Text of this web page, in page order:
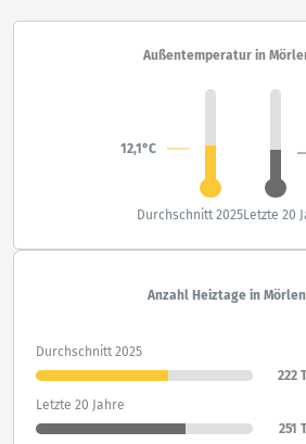
Außentemperatur in
12,1°C
Durchschnitt 2025Letzte 20
Anzahl Heiztage in
Durchschnitt 2025
222
Letzte 20 Jahre
251